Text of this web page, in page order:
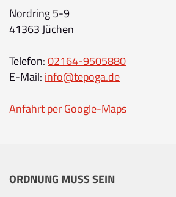
Nordring 5-9
41363 Jüchen
Telefon:02164-9505880
E-Mail:info@tepoga.de
Anfahrt per Google-Maps
ORDNUNG MUSS SEIN